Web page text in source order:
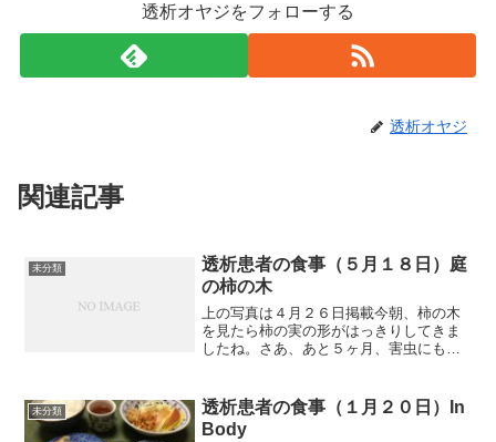
透析オヤジをフォローする
透析オヤジ
関連記事
未分類
透析患者の食事（５月１８日）庭
の柿の木
上の写真は４月２６日掲載今朝、柿の木
を見たら柿の実の形がはっきりしてきま
したね。さあ、あと５ヶ月、害虫にも負
ます。今朝、起床後直ぐ、体重を測定し
たら、66.6kgで、前...
未分類
透析患者の食事（１月２０日）In
Body